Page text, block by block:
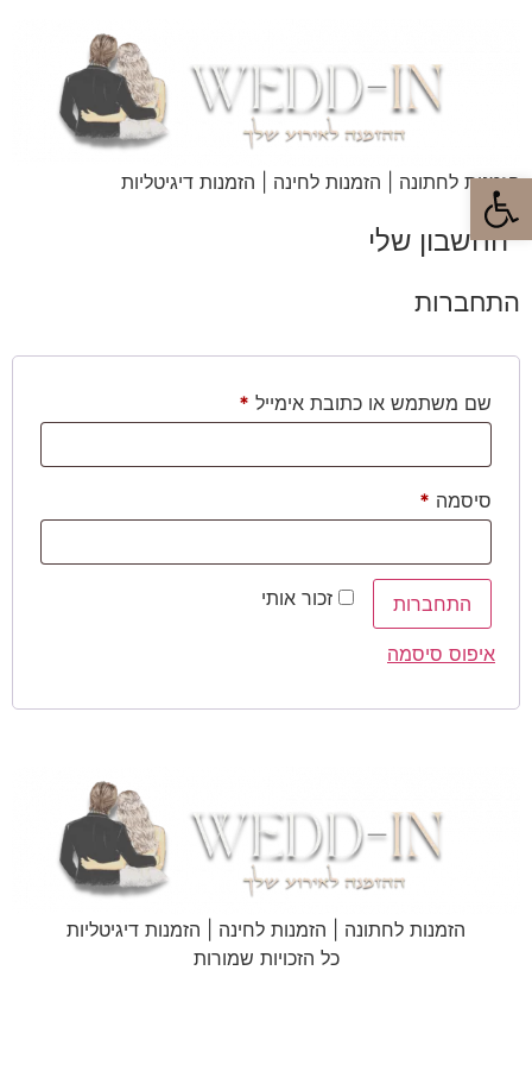
פתח סרגל נגישות
הזמנות לחתונה | הזמנות לחינה | הזמנות דיגיטליות
החשבון שלי
התחברות
שם משתמש או כתובת אימייל *
סיסמה *
זכור אותי התחברות
איפוס סיסמה
הזמנות לחתונה | הזמנות לחינה | הזמנות דיגיטליות
כל הזכויות שמורות